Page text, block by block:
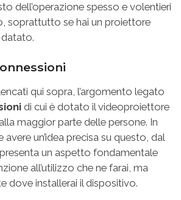
dell’operazione spesso e volentieri
soprattutto se hai un proiettore
qui sopra, l’argomento legato
di cui è dotato il videoproiettore
maggior parte delle persone. In
un’idea precisa su questo, dal
un aspetto fondamentale
all’utilizzo che ne farai, ma
dove installerai il dispositivo.